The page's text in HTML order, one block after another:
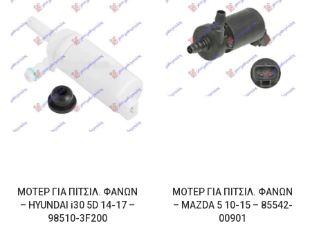
ΜΟΤΕΡ ΓΙΑ ΠΙΤΣΙΛ. ΦΑΝΩΝ
– HYUNDAI i30 5D 14-17 –
98510-3F200
ΜΟΤΕΡ ΓΙΑ ΠΙΤΣΙΛ. ΦΑΝΩΝ
– MAZDA 5 10-15 – 85542-
00901